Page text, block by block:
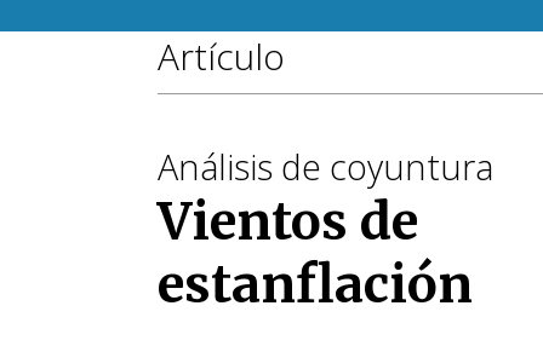
Artículo
Análisis de coyuntura
Vientos de
estanflación